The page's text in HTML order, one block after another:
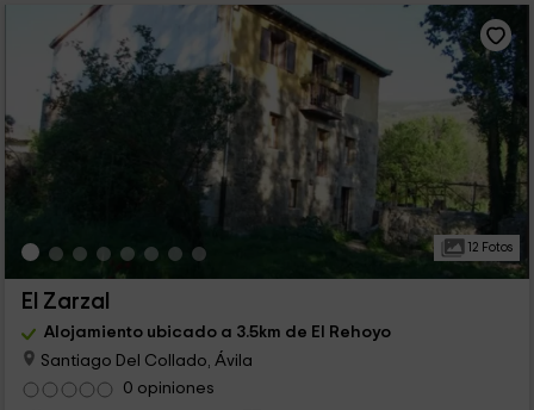
12 Fotos
El Zarzal
Alojamiento ubicado a 3.5km de El Rehoyo
Santiago Del Collado, Ávila
0 opiniones